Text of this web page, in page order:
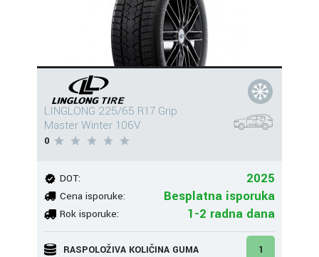
LINGLONG 225/65 R17 Grip
Master Winter 106V
0
DOT: 2025
Cena isporuke: Besplatna isporuka
Rok isporuke: 1-2 radna dana
RASPOLOŽIVA KOLIČINA GUMA 1